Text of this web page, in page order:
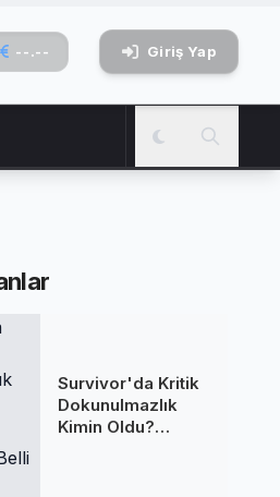
--.-- Giriş Yap
Survivor'da Kritik
Dokunulmazlık
Kimin Oldu?